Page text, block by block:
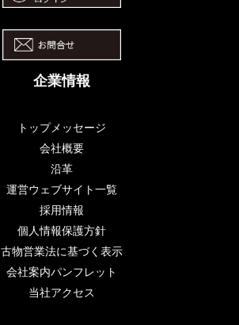
企業情報
トップメッセージ
会社概要
沿革
運営ウェブサイト一覧
採用情報
個人情報保護方針
古物営業法に基づく表示
会社案内パンフレット
当社アクセス